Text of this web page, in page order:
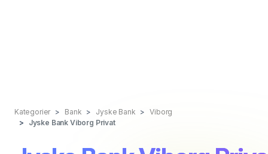
Kategorier Bank Jyske Bank
Viborg
Jyske Bank Viborg Privat